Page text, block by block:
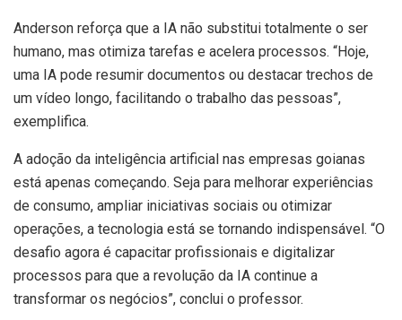
Anderson reforça que a IA não substitui totalmente o ser
humano, mas otimiza tarefas e acelera processos. “Hoje,
uma IA pode resumir documentos ou destacar trechos de
um vídeo longo, facilitando o trabalho das pessoas”,
exemplifica.
A adoção da inteligência artificial nas empresas goianas
está apenas começando. Seja para melhorar experiências
de consumo, ampliar iniciativas sociais ou otimizar
operações, a tecnologia está se tornando indispensável. “O
desafio agora é capacitar profissionais e digitalizar
processos para que a revolução da IA continue a
transformar os negócios”, conclui o professor.